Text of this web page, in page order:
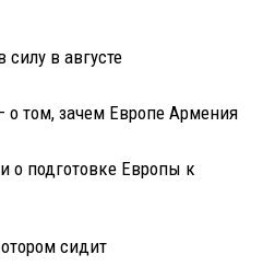
в августе
том, зачем Европе Армения
о подготовке Европы к
сидит